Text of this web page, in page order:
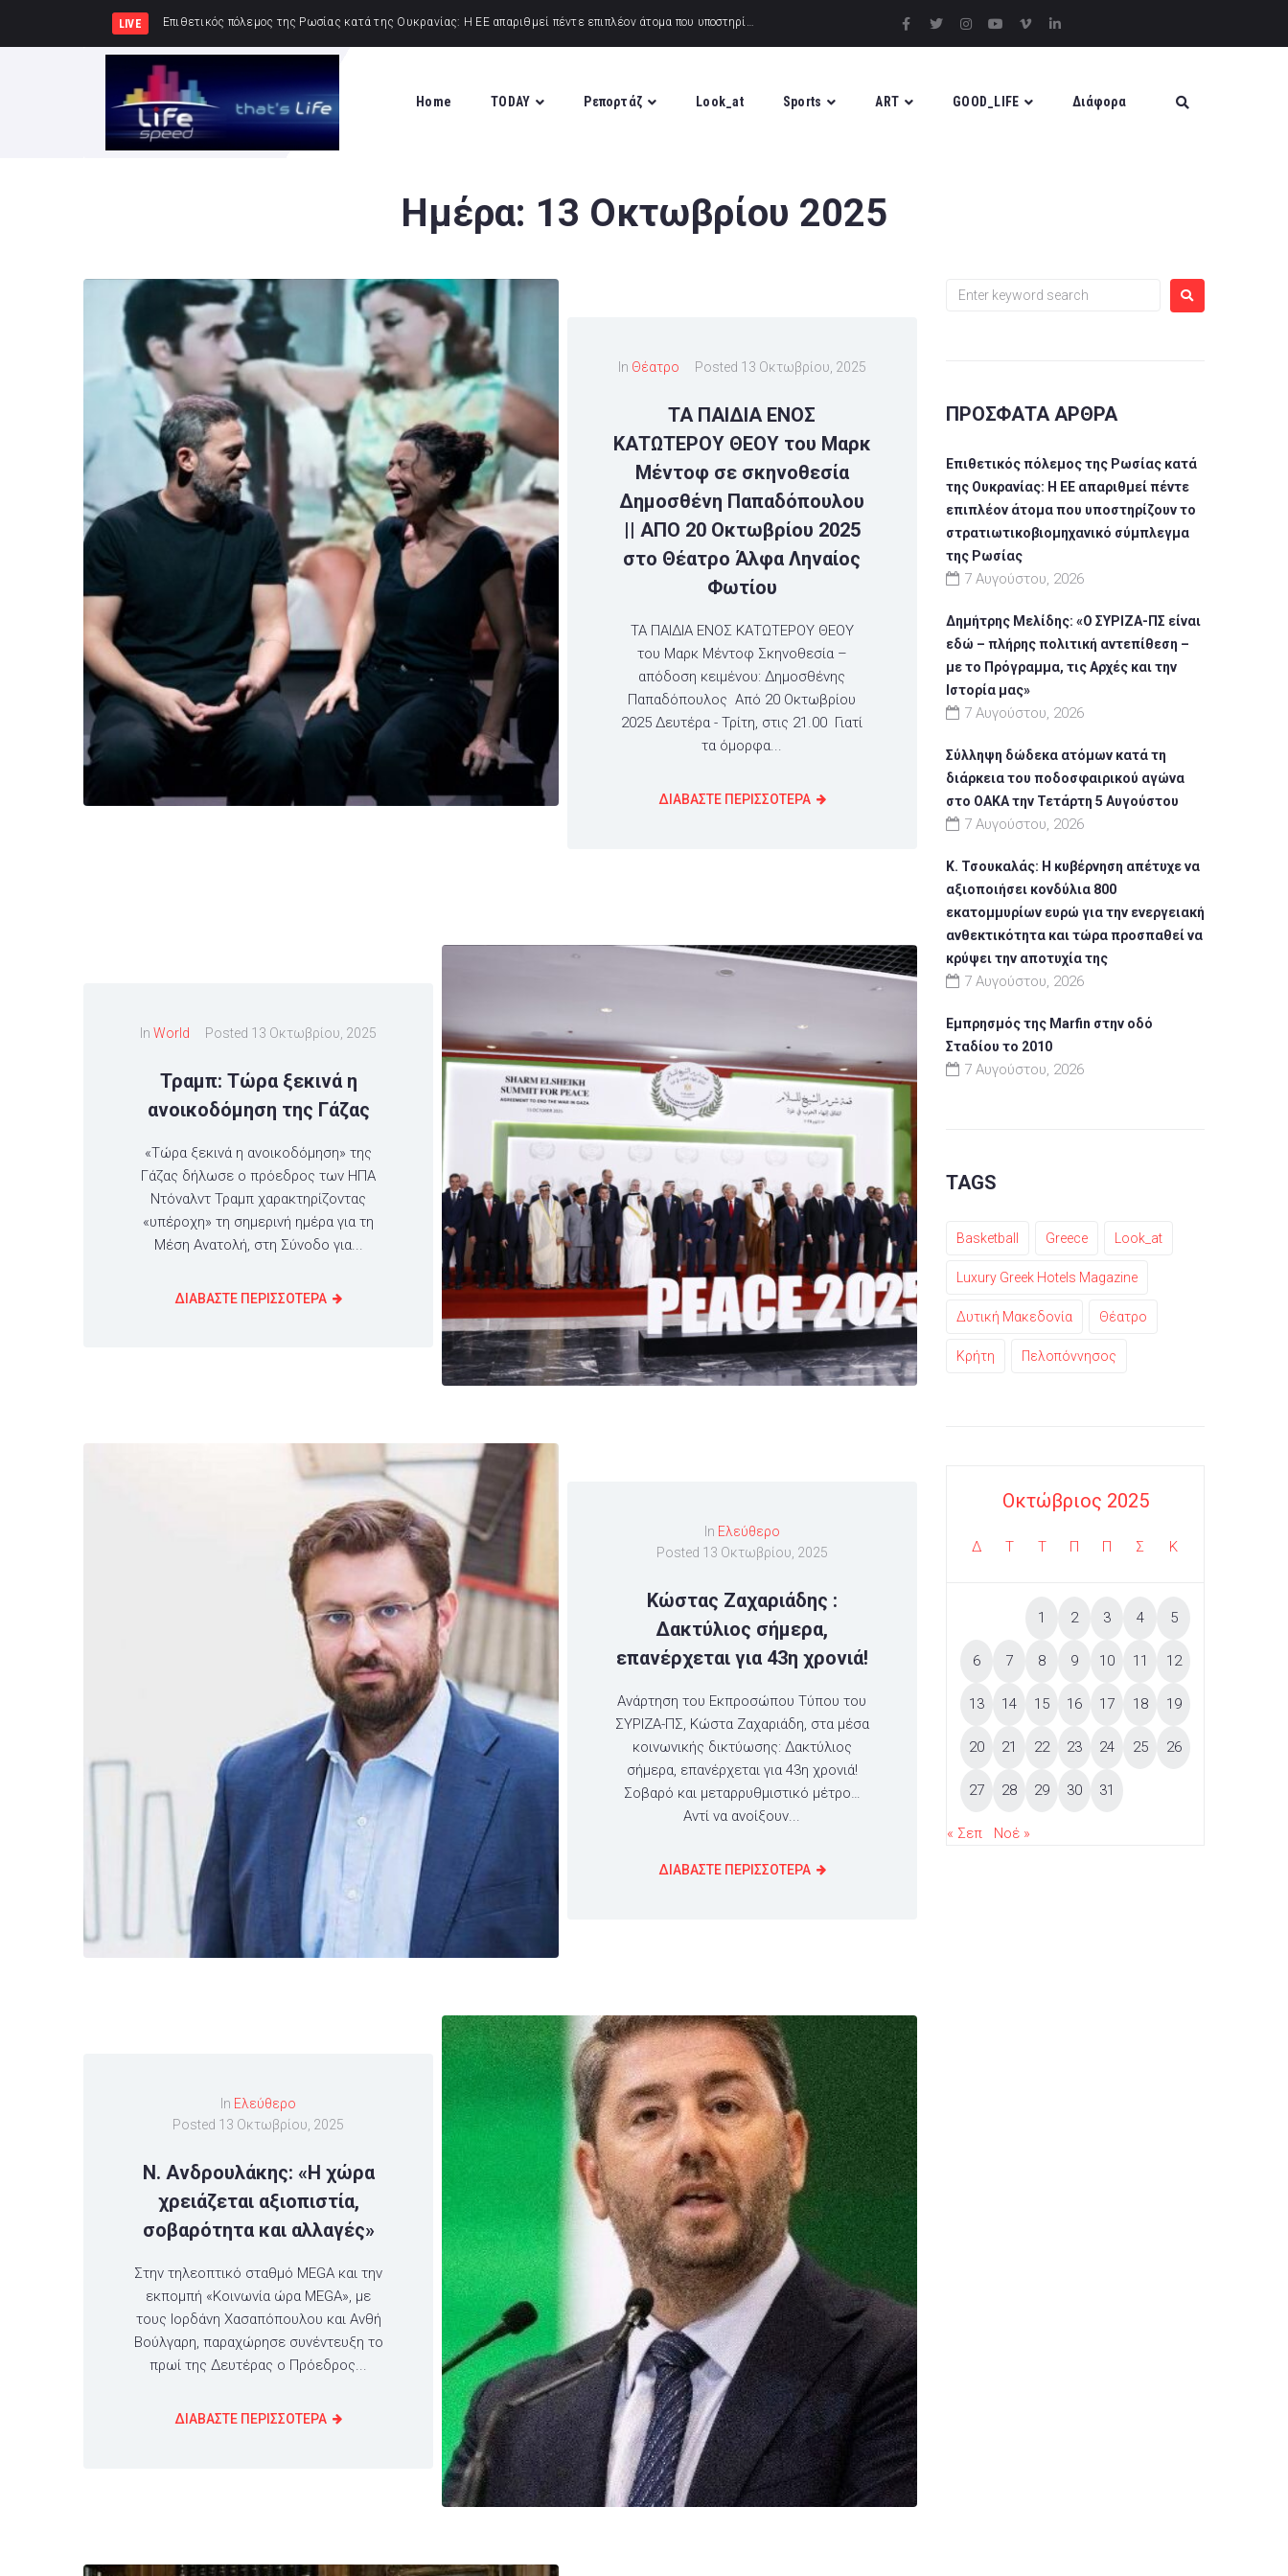
LIVE Δημήτρης Μελίδης: «Ο ΣΥΡΙΖΑ-ΠΣ είναι
Home TODAY Ρεπορτάζ Look_at Sports ART GOOD_LIFE Διάφορα
Ημέρα: 13 Οκτωβρίου 2025
In Θέατρο Posted 13 Οκτωβρίου, 2025
ΤΑ ΠΑΙΔΙΑ ΕΝΟΣ
ΚΑΤΩΤΕΡΟΥ ΘΕΟΥ του Μαρκ
Μέντοφ σε σκηνοθεσία
Δημοσθένη Παπαδόπουλου
|| ΑΠΟ 20 Οκτωβρίου 2025
στο Θέατρο Άλφα Ληναίος
Φωτίου
ΤΑ ΠΑΙΔΙΑ ΕΝΟΣ ΚΑΤΩΤΕΡΟΥ ΘΕΟΥ
του Μαρκ Μέντοφ Σκηνοθεσία –
απόδοση κειμένου: Δημοσθένης
Παπαδόπουλος Από 20 Οκτωβρίου
2025 Δευτέρα - Τρίτη, στις 21.00 Γιατί
τα όμορφα...
ΔΙΑΒΑΣΤΕ ΠΕΡΙΣΣΟΤΕΡΑ
InWorld Posted 13 Οκτωβρίου, 2025
Τραμπ: Τώρα ξεκινά η
ανοικοδόμηση της Γάζας
«Τώρα ξεκινά η ανοικοδόμηση» της
Γάζας δήλωσε ο πρόεδρος των ΗΠΑ
Ντόναλντ Τραμπ χαρακτηρίζοντας
«υπέροχη» τη σημερινή ημέρα για τη
Μέση Ανατολή, στη Σύνοδο για...
ΔΙΑΒΑΣΤΕ ΠΕΡΙΣΣΟΤΕΡΑ
In Ελεύθερο
Posted 13 Οκτωβρίου, 2025
Κώστας Ζαχαριάδης :
Δακτύλιος σήμερα,
επανέρχεται για 43η χρονιά!
Ανάρτηση του Εκπροσώπου Τύπου του
ΣΥΡΙΖΑ-ΠΣ, Κώστα Ζαχαριάδη, στα μέσα
κοινωνικής δικτύωσης: Δακτύλιος
σήμερα, επανέρχεται για 43η χρονιά!
Σοβαρό και μεταρρυθμιστικό μέτρο…
Αντί να ανοίξουν...
ΔΙΑΒΑΣΤΕ ΠΕΡΙΣΣΟΤΕΡΑ
In Ελεύθερο
Posted 13 Οκτωβρίου, 2025
Ν. Ανδρουλάκης: «Η χώρα
χρειάζεται αξιοπιστία,
σοβαρότητα και αλλαγές»
Στην τηλεοπτικό σταθμό MEGA και την
εκπομπή «Κοινωνία ώρα MEGA», με
τους Ιορδάνη Χασαπόπουλου και Ανθή
Βούλγαρη, παραχώρησε συνέντευξη το
πρωί της Δευτέρας ο Πρόεδρος...
ΔΙΑΒΑΣΤΕ ΠΕΡΙΣΣΟΤΕΡΑ
ΠΡΌΣΦΑΤΑ ΆΡΘΡΑ
Επιθετικός πόλεμος της Ρωσίας κατά
της Ουκρανίας: Η ΕΕ απαριθμεί πέντε
επιπλέον άτομα που υποστηρίζουν το
στρατιωτικοβιομηχανικό σύμπλεγμα
της Ρωσίας
7 Αυγούστου, 2026
Δημήτρης Μελίδης: «Ο ΣΥΡΙΖΑ-ΠΣ είναι
εδώ – πλήρης πολιτική αντεπίθεση –
με το Πρόγραμμα, τις Αρχές και την
Ιστορία μας»
7 Αυγούστου, 2026
Σύλληψη δώδεκα ατόμων κατά τη
διάρκεια του ποδοσφαιρικού αγώνα
στο ΟΑΚΑ την Τετάρτη 5 Αυγούστου
7 Αυγούστου, 2026
Κ. Τσουκαλάς: Η κυβέρνηση απέτυχε να
αξιοποιήσει κονδύλια 800
εκατομμυρίων ευρώ για την ενεργειακή
ανθεκτικότητα και τώρα προσπαθεί να
κρύψει την αποτυχία της
7 Αυγούστου, 2026
Εμπρησμός της Marfin στην οδό
Σταδίου το 2010
7 Αυγούστου, 2026
TAGS
Basketball Greece Look_at
Luxury Greek Hotels Magazine
Δυτική Μακεδονία Θέατρο
Κρήτη Πελοπόννησος
Οκτώβριος 2025
Δ Τ Τ Π Π Σ Κ
1 2 3 4 5
6 7 8 9 10 11 12
13 14 15 16 17 18 19
20 21 22 23 24 25 26
27 28 29 30 31
« Σεπ Νοέ »